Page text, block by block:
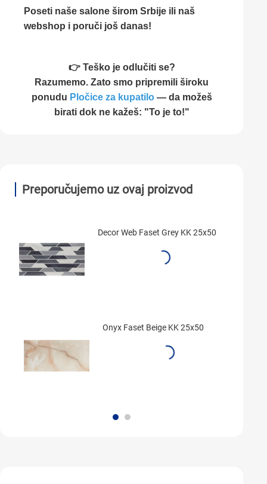
Poseti naše salone širom Srbije ili naš
webshop i poruči još danas!
👉 Teško je odlučiti se?
Razumemo. Zato smo pripremili široku
ponudu Pločice za kupatilo— da možeš
birati dok ne kažeš: "To je to!"
Preporučujemo uz ovaj proizvod
Decor Web Faset Grey KK 25x50
Onyx Faset Beige KK 25x50